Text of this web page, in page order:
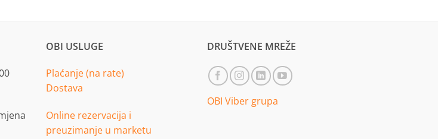
OBI USLUGE
Plaćanje (na rate)
Dostava
Online rezervacija i
preuzimanje u marketu
DRUŠTVENE MREŽE
OBI Viber grupa